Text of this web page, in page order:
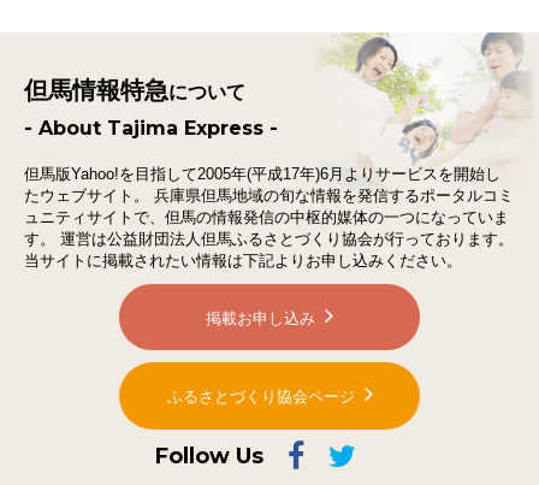
但馬情報特急について
- About Tajima Express -
但馬版Yahoo!を目指して2005年(平成17年)6月よりサービスを開始し
たウェブサイト。
兵庫県但馬地域の旬な情報を発信するポータルコミ
ュニティサイトで、 但馬の情報発信の中枢的媒体の一つになっていま
す。
運営は公益財団法人但馬ふるさとづくり協会が行っております。
当サイトに掲載されたい情報は下記よりお申し込みください。
掲載お申し込み
ふるさとづくり協会ページ
Follow Us